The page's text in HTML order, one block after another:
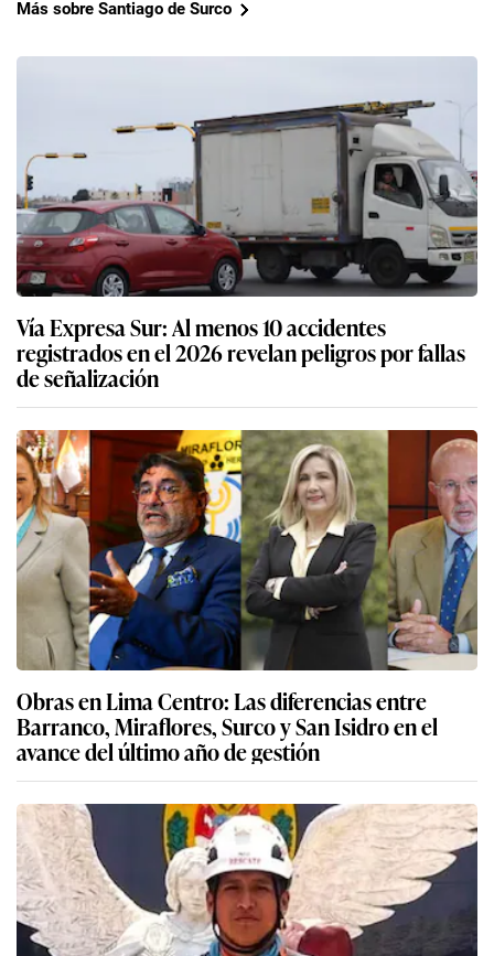
Más sobre Santiago de Surco
Vía Expresa Sur: Al menos 10 accidentes
registrados en el 2026 revelan peligros por fallas
de señalización
Obras en Lima Centro: Las diferencias entre
Barranco, Miraflores, Surco y San Isidro en el
avance del último año de gestión